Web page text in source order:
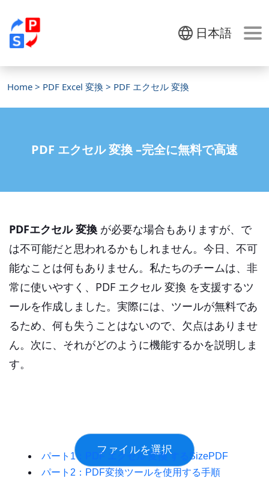
日本語
Home > PDF Excel 変換 > PDF エクセル 変換
PDF エクセル 変換 –完全に無料で高速
PDFエクセル 変換 が必要な場合もありますが、で
は不可能だと思われるかもしれません。今日、不可
能なことは何もありません。私たちのチームは、非
常に使いやすく、PDF エクセル 変換 を支援するツ
ールを作成しました。実際には、ツールが無料であ
るため、何も失うことはないので、欠点はありませ
ん。次に、それがどのように機能するかを説明しま
す。
パート1：PDF エクセル 変換 するSizePDF
パート2：PDF変換ツールを使用する手順